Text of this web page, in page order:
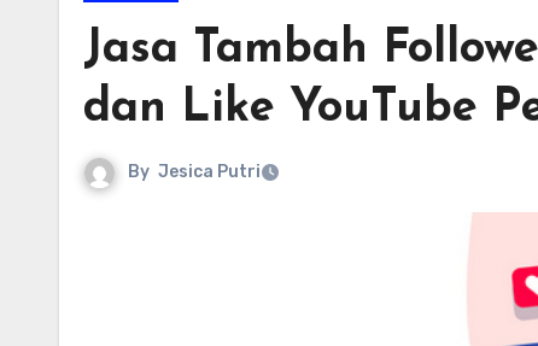
Jasa Tambah
dan Like YouTube
By Jesica Putri